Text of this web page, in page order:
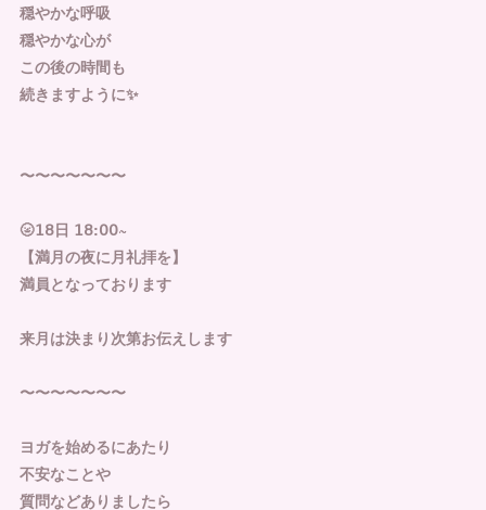
穏やかな呼吸
穏やかな心が
この後の時間も
続きますように✨
〜〜〜〜〜〜〜
🌝𝟣𝟪日 𝟣𝟪:𝟢𝟢~
【満月の夜に月礼拝を】
満員となっております
来月は決まり次第お伝えします
〜〜〜〜〜〜〜
ヨガを始めるにあたり
不安なことや
質問などありましたら